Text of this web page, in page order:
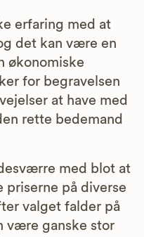
erfaring med at
det kan være en
økonomiske
for begravelsen
at have med
rette bedemand
med blot at
priserne på diverse
valget falder på
være ganske stor